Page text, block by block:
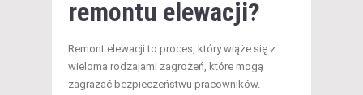
remontu elewacji?
Remont elewacji to proces, który wiąże się z
wieloma rodzajami zagrożeń, które mogą
zagrażać bezpieczeństwu pracowników.